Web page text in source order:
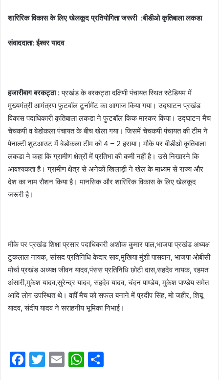
शारिरिक विकास के लिए खेलकूद प्रतियोगिता जरूरी :बीडीओ कृतिबाला लकडा
संवाददाता: ईश्वर यादव
हजारीबाग बरकट्ठा :प्रखंड के बरकट्ठा दक्षिणी पंचायत स्थित स्टेडियम में
मुख्यमंत्री आमंत्रण फुटबॉल टूर्नामेंट का आगाज किया गया। उद्घाटन प्रखंड
विकास पदाधिकारी कृतिबाला लकडा ने फुटबॉल किक मारकर किया। उद्घाटन मैच
चेचकपी व बेडोकला पंचायत के बीच खेला गया। जिसमें चेचकपी पंचायत की टीम ने
पेनाल्टी शुटआउट में बेडोकला टीम को 4 – 2 हराया। मौके पर बीडीओ कृतिबाला
लकडा ने कहा कि ग्रामीण क्षेत्रों में प्रतिभा की कमी नहीं है। उसे निखारने कि
आवश्यकता है। ग्रामीण क्षेत्र से अनेकों खिलाड़ी ने खेल के माध्यम से राज्य और
देश का नाम रौशन किया है। मानसिक और शारिरिक विकास के लिए खेलकूद
जरूरी है।
मौके पर प्रखंड शिक्षा प्रसार पदाधिकारी अशोक कुमार पाल,भाजपा प्रखंड अध्यक्ष
टुकलाल नायक, सांसद प्रतिनिधि केदार साव,मुखिया मुंशी पासवान, भाजपा ओबीसी
मोर्चा प्रखंड अध्यक्ष जीवन यादव,पंसस प्रतिनिधि छोटी दास,सहदेव नायक, रहमत
अंसारी,मुकेश यादव,सुरेन्द्र यादव, सहदेव यादव, चंदन पाण्डेय, मुकेश पाण्डेय समेत
आदि लोग उपस्थित थे। वहीं मैच को सफल बनाने में प्रदीप सिंह, मो जहीर, शिबू
यादव, संदीप यादव ने सराहनीय भूमिका निभाई।
F
T
E
W